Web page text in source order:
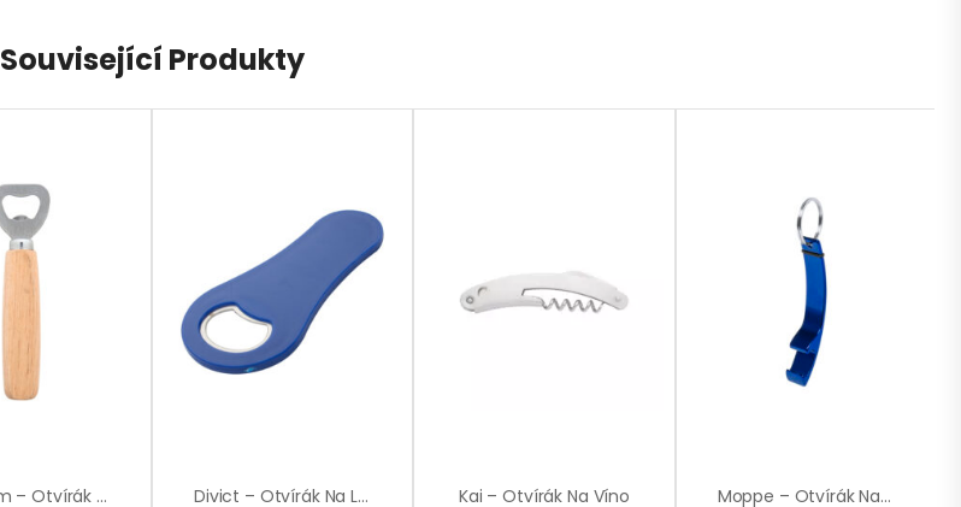
Související Produkty
Bierbaum – Otvírák Na Láhve Divict – Otvírák Na Láhve S Magnetem Kai – Otvírák Na Víno Moppe – Otvírák Na Láhve